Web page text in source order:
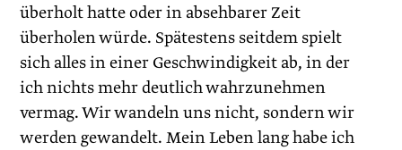
überholt hatte oder in absehbarer Zeit
überholen würde. Spätestens seitdem spielt
sich alles in einer Geschwindigkeit ab, in der
ich nichts mehr deutlich wahrzunehmen
vermag. Wir wandeln uns nicht, sondern wir
werden gewandelt. Mein Leben lang habe ich